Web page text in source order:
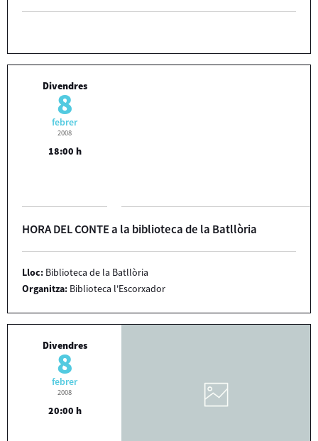
Divendres
8
febrer
2008
18:00 h
HORA DEL CONTE a la biblioteca de la Batllòria
Lloc: Biblioteca de la Batllòria
Organitza: Biblioteca l'Escorxador
Divendres
8
febrer
2008
20:00 h